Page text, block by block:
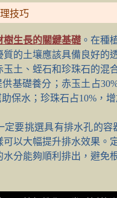
技巧
樹生長的關鍵基礎 。在種
質的土壤應該具備良好的
玉土、蛭石和珍珠石的混
供基礎養分；赤玉土占
保水；珍珠石占10%，
定要挑選具有排水孔的容
可以大幅提升排水效果。
水分能夠順利排出，避免